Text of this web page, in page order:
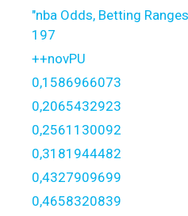
"nba Odds, Betting
197
++novPU
0,1586966073
0,2065432923
0,2561130092
0,3181944482
0,4327909699
0,4658320839